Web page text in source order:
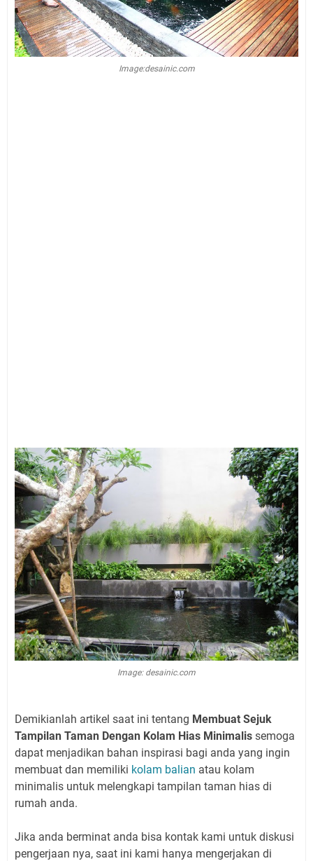
Image:desainic.com
Image: desainic.com
Demikianlah artikel saat ini tentang Membuat Sejuk
Tampilan Taman Dengan Kolam Hias Minimalis semoga
dapat menjadikan bahan inspirasi bagi anda yang ingin
membuat dan memiliki kolam balian atau kolam
minimalis untuk melengkapi tampilan taman hias di
rumah anda.
Jika anda berminat anda bisa kontak kami untuk diskusi
pengerjaan nya, saat ini kami hanya mengerjakan di